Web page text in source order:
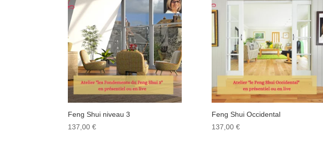
Feng Shui niveau 3
137,00€
Feng Shui Occidental
137,00 €